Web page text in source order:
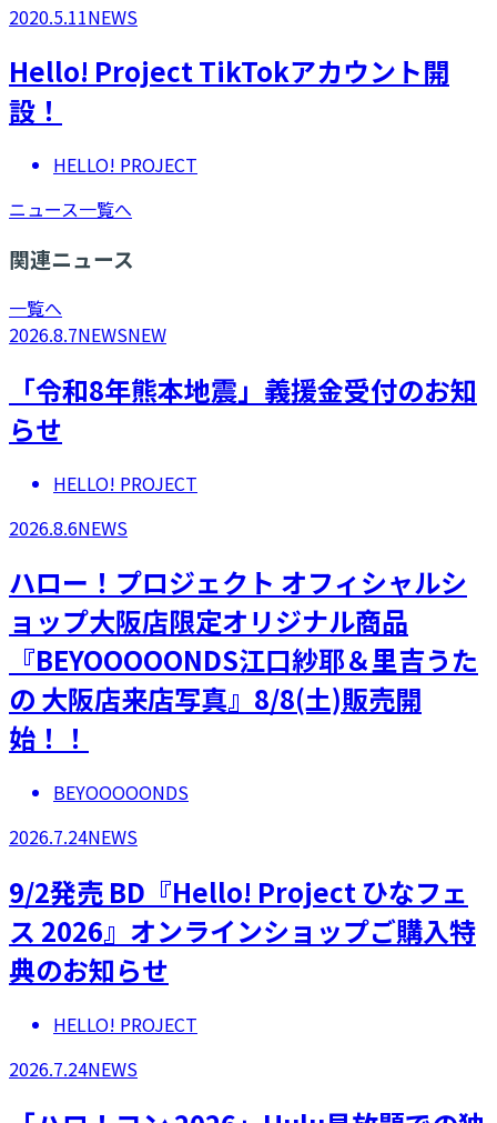
2020.5.11NEWS
Hello! Project TikTokアカウント開
設！
HELLO! PROJECT
ニュース一覧へ
関連ニュース
一覧へ
2026.8.7NEWSNEW
「令和8年熊本地震」義援金受付のお知
らせ
HELLO! PROJECT
2026.8.6NEWS
ハロー！プロジェクト オフィシャルシ
ョップ大阪店限定オリジナル商品
『BEYOOOOONDS江口紗耶＆里吉うた
の 大阪店来店写真』8/8(土)販売開
始！！
BEYOOOOONDS
2026.7.24NEWS
9/2発売 BD『Hello! Project ひなフェ
ス 2026』オンラインショップご購入特
典のお知らせ
HELLO! PROJECT
2026.7.24NEWS